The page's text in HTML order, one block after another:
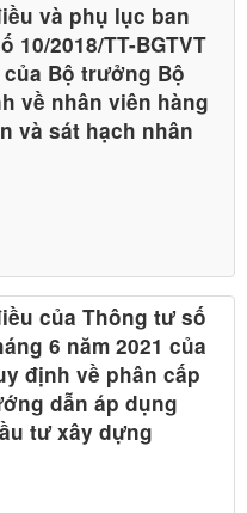
và phụ lục ban
10/2018/TT-BGTVT
của Bộ trưởng Bộ
về nhân viên hàng
và sát hạch nhân
của Thông tư số
6 năm 2021 của
định về phân cấp
dẫn áp dụng
tư xây dựng